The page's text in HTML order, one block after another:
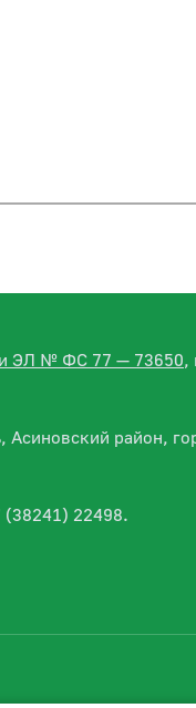
ЭЛ № ФС 77 — 73650,
Асиновский район,
(38241) 22498.